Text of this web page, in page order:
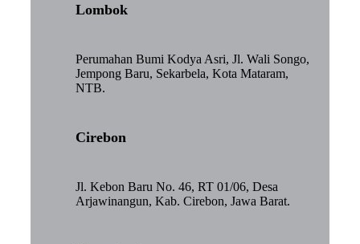
Lombok
Perumahan Bumi Kodya Asri, Jl. Wali Songo,
Jempong Baru, Sekarbela, Kota Mataram,
NTB.
Cirebon
Jl. Kebon Baru No. 46, RT 01/06, Desa
Arjawinangun, Kab. Cirebon, Jawa Barat.